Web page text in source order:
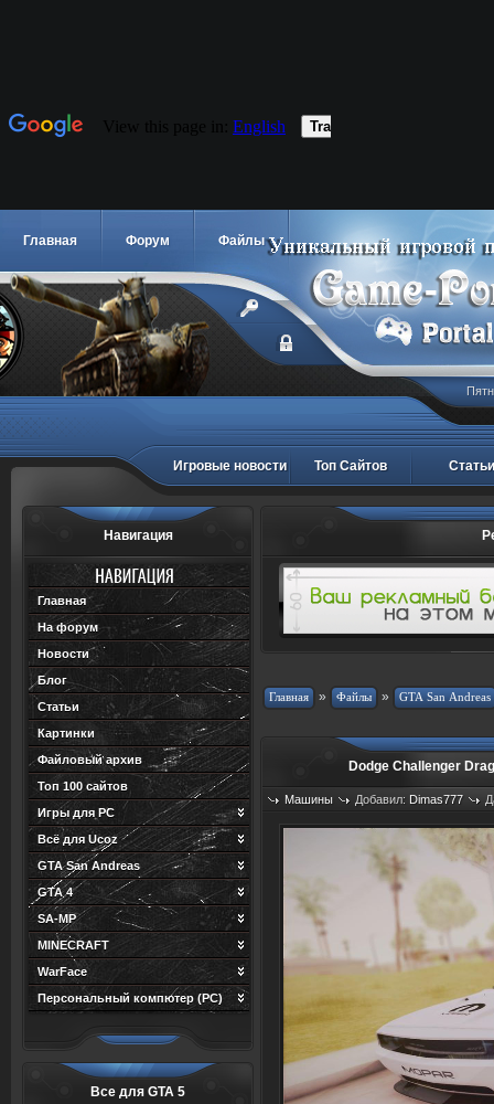
Главная Форум Файлы
Игровые новости Топ Сайтов Статьи
Навигация
Главная
На форум
Новости
Блог
Статьи
Картинки
Файловый архив
Топ 100 сайтов
Игры для PC
Всё для Ucoz
GTA San Andreas
GTA 4
SA-MP
MINECRAFT
WarFace
Персональный компютер (PC)
Все для GTA 5
» »
Dodge Challenger
Машины Добавил: Dimas777